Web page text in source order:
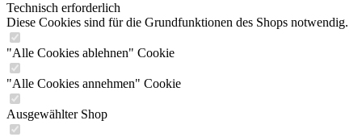
Technisch erforderlich
Diese Cookies sind für die Grundfunktionen des Shops notwendig.
"Alle Cookies ablehnen" Cookie
"Alle Cookies annehmen" Cookie
Ausgewählter Shop